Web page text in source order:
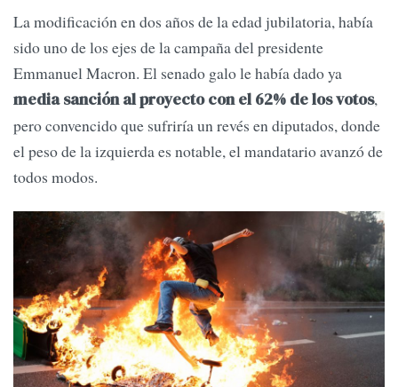
La modificación en dos años de la edad jubilatoria, había
sido uno de los ejes de la campaña del presidente
Emmanuel Macron. El senado galo le había dado ya
media sanción al proyecto con el 62% de los votos,
pero convencido que sufriría un revés en diputados, donde
el peso de la izquierda es notable, el mandatario avanzó de
todos modos.